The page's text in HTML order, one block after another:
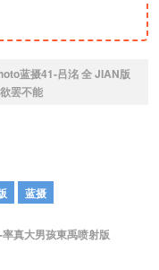
蓝摄41-吕洺 全 JIAN版
罢不能
蓝摄
真大男孩東禹喷射版